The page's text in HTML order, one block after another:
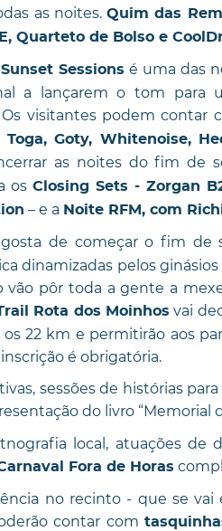
as noites.Quim das
Quarteto de Bolso e
Sessions é uma das
a lançarem o tom
visitantes podem contar
Toga, Goty, Whitenoise,
as noites do fim de
os Closing Sets - Zorgan
– e a Noite RFM, com
de começar o fim de
dinamizadas pelos
vão pôr toda a gente a
Rota dos Moinhos vai
22 km e permitirão aos
é obrigatória.
sessões de histórias
do livro “Memorial
local, atuações de
Fora de Horas
no recinto - que se vai
contar com